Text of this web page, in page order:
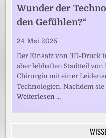
Wunder der
den Gefühlen?“
24. Mai 2025
Der Einsatz von 3D-Druck
aber lebhaften Stadtteil
Chirurgin mit einer
Technologien. Nachdem
Weiterlesen …